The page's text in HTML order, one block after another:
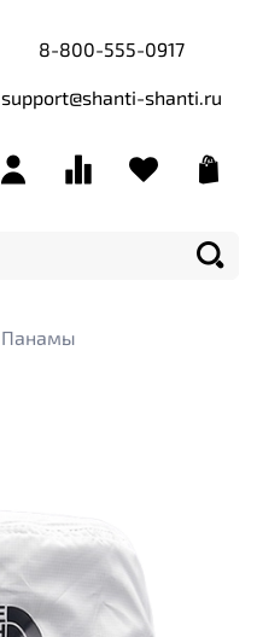
8-800-555-0917
support@shanti-shanti.ru
Панамы